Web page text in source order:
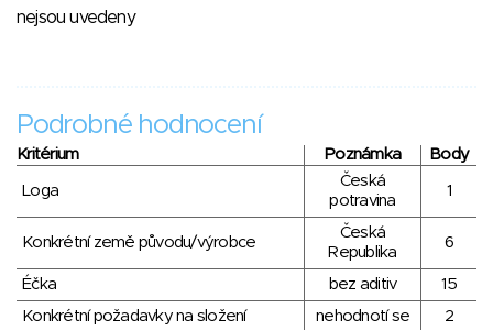
nejsou uvedeny
Podrobné hodnocení
Kritérium Poznámka Body
Loga
Česká
potravina
1
Konkrétní země původu/výrobce
Česká
Republika
6
Éčka bez aditiv
15
Konkrétní požadavky na složení
nehodnotí se
2